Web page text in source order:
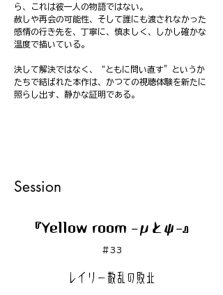
ら、これは彼一人の物語ではない。
赦しや再会の可能性、そして誰にも渡されなかった
感情の行き先を、丁寧に、慎ましく、しかし確かな
温度で描いている。
決して解決ではなく、“ともに問い直す”というか
たちで結ばれた本作は、かつての視聴体験を新たに
照らし出す、静かな証明である。
Session
『Yellow room -μとψ-』
#33
レイリー散乱の敗北